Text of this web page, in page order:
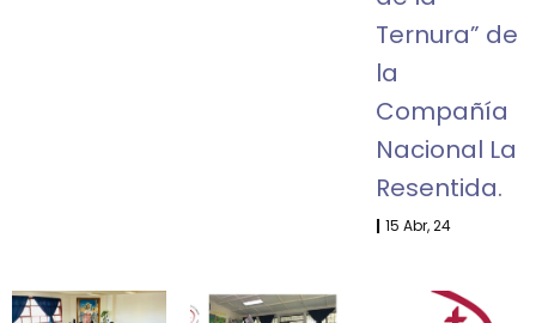
Ternura” de
la
Compañía
Nacional La
Resentida.
| 15 Abr, 24